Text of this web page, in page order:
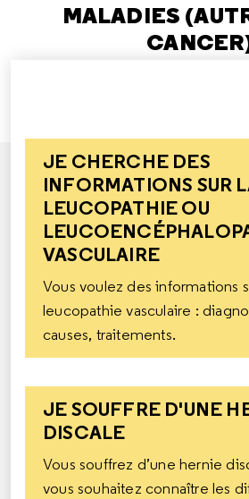
MALADIES
JE CHERCHE DES
INFORMATIONS SUR
LEUCOPATHIE OU
VASCULAIRE
Vous voulez des informations
leucopathie vasculaire :
causes, traitements.
JE SOUFFRE D'UNE
DISCALE
Vous souffrez d’une hernie
vous souhaitez connaître les